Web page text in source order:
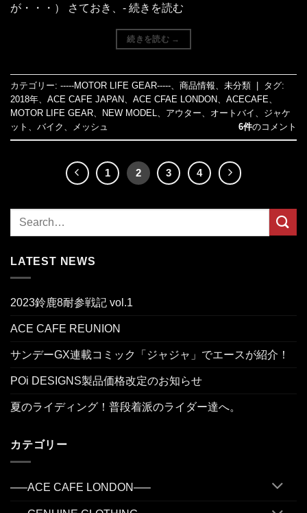
が・・・） さておき、- 続きを読む
続きを読む →
カテゴリー: -----MOTOR LIFE GEAR-----、 商品情報、 未分類
タグ:
2018年、 ACE CAFE JAPAN、 ACE CFAE LONDON、 ACECAFE、
MOTOR LIFE GEAR、 NEW MODEL、 アウター、 オートバイ 、 ジャケ
ット 、 バイク 、 メッシュ 6件のコメント
1 2 3 4
LATEST NEWS
2023鈴鹿8耐参戦記 vol.1
ACE CAFE REUNION
サンデーGX連載コミック「ジャジャ」でエースが紹介！
POi DESIGNS製品価格改定のお知らせ
夏のライディング！普段着派のライダー達へ。
カテゴリー
—–ACE CAFE LONDON—–